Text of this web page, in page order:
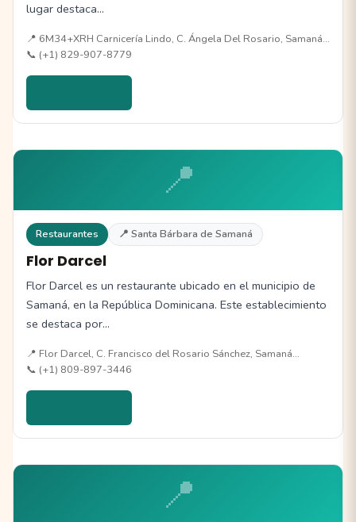
lugar destaca…
📍 6M34+XRH Carnicería Lindo, C. Ángela Del Rosario, Samaná…
📞 (+1) 829-907-8779
📍
Restaurantes 📍 Santa Bárbara de Samaná
Flor Darcel
Flor Darcel es un restaurante ubicado en el municipio de
Samaná, en la República Dominicana. Este establecimiento
se destaca por…
📍 Flor Darcel, C. Francisco del Rosario Sánchez, Samaná…
📞 (+1) 809-897-3446
📍